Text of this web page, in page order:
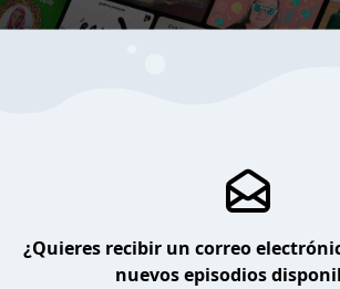
¿Quieres recibir un correo
nuevos episodios